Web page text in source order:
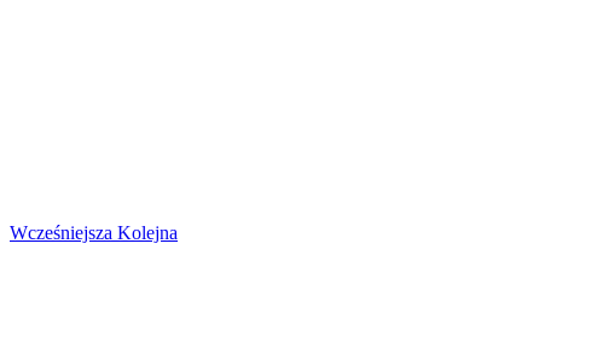
Wcześniejsza Kolejna